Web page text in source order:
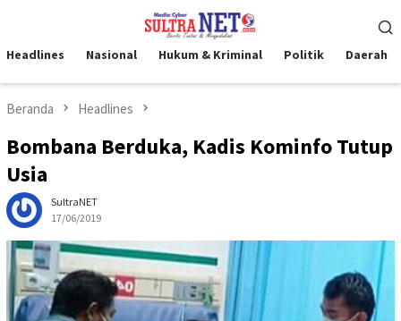
kontenMobile
Headlines Nasional Hukum & Kriminal Politik Daerah
Beranda Headlines
Bombana Berduka, Kadis Kominfo Tutup
Usia
SultraNET
17/06/2019